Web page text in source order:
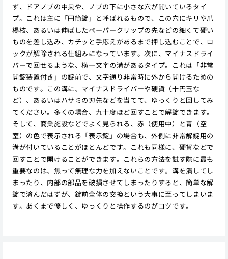
ず、ドアノブの中央や、ノブの下に小さな穴が開いているタイ
プ。これは主に「円筒錠」と呼ばれるもので、この穴にキリや爪
楊枝、あるいは伸ばしたペーパークリップの先などの細くて硬い
ものを差し込み、カチッと手応えがあるまで押し込むことで、ロ
ックが解除される仕組みになっています。次に、マイナスドライ
バーで回せるような、横一文字の溝があるタイプ。これは「非常
開錠装置付き」の錠前で、文字通り非常時に外から開けるための
ものです。この溝に、マイナスドライバーや硬貨（十円玉な
ど）、あるいはハサミの刃先などを当てて、ゆっくりと回してみ
てください。多くの場合、九十度ほど回すことで解錠できます。
そして、商業施設などでよく見られる、赤（使用中）と青（空
室）の色で表示される「表示錠」の場合も、外側に非常解錠用の
溝が付いていることがほとんどです。これも同様に、硬貨などで
回すことで開けることができます。これらの方法を試す際に最も
重要なのは、焦って無理な力を加えないことです。溝を潰してし
まったり、内部の部品を破損させてしまったりすると、簡単な解
錠で済んだはずが、錠前全体の交換という大事に至ってしまいま
す。あくまで優しく、ゆっくりと操作するのがコツです。